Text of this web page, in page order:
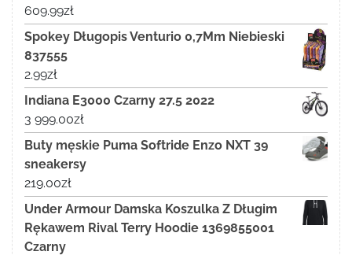
609.99zł
Spokey Długopis Venturio 0,7Mm Niebieski
837555
2.99zł
Indiana E3000 Czarny 27.5 2022
3 999.00zł
Buty męskie Puma Softride Enzo NXT 39
sneakersy
219.00zł
Under Armour Damska Koszulka Z Długim
Rękawem Rival Terry Hoodie 1369855001
Czarny